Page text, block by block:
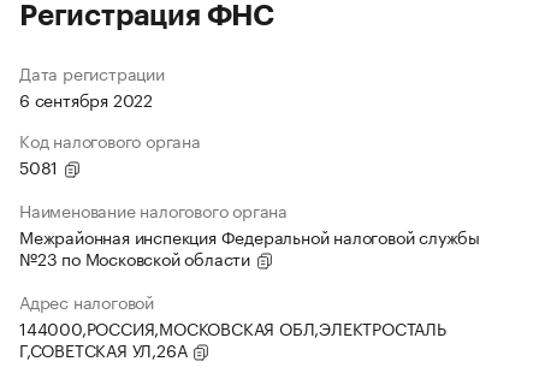
Регистрация ФНС
Дата регистрации
6 сентября 2022
Код налогового органа
5081
Наименование налогового органа
Межрайонная инспекция Федеральной налоговой службы
№23 по Московской области
Адрес налоговой
144000,РОССИЯ,МОСКОВСКАЯ ОБЛ,ЭЛЕКТРОСТАЛЬ
Г,СОВЕТСКАЯ УЛ,26А